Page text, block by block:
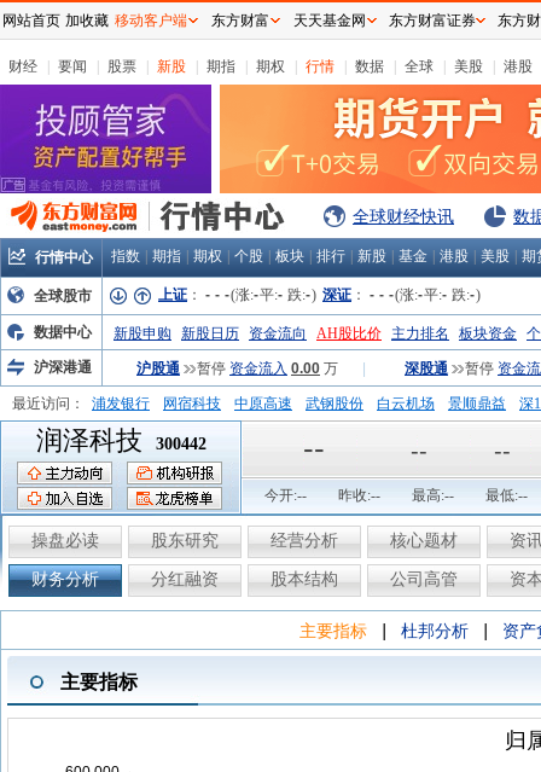
财经 要闻 股票 新股 期指 期权 行情 数据 全球 美股 港股
全球财经快讯 数
行情中心 指数 期指 期权 个股 板块 排行 新股 基金 港股 美股 期
全球股市 上证 ： - - -(涨:-平:- 跌:-) 深证 ： - - -(涨:-平:- 跌:-)
数据中心 新股申购 新股日历 资金流向 AH股比价 主力排名 板块资金
沪深港通
沪股通 暂停 资金流入 0.00 万 深股通 暂停 资金
最近访问： 浦发银行 网宿科技 中原高速 武钢股份 白云机场 景顺鼎益
深
弘业股份
富临运业
润泽科技 300442 -- -- --
今开:-- 昨收:-- 最高:-- 最低:--
操盘必读 股东研究 经营分析 核心题材 资
财务分析 分红融资 股本结构 公司高管 资
主要指标 杜邦分析 资产
主要指标
网站首页 加收藏 移动客户端 东方财富 天天基金网 东方财富证券 东方